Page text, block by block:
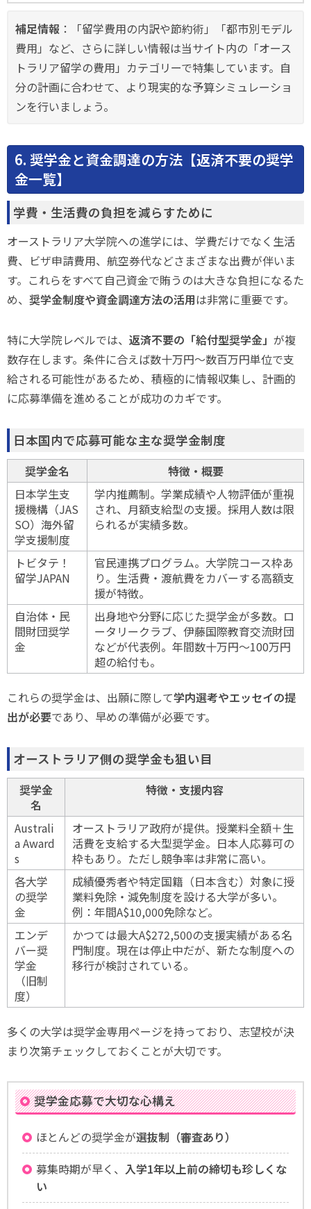
補足情報 ：「留学費用の内訳や節約術」「都市別モデル
費用」など、さらに詳しい情報は当サイト内の「オース
トラリア留学の費用」カテゴリーで特集しています。自
分の計画に合わせて、より現実的な予算シミュレーショ
ンを行いましょう。
6. 奨学金と資金調達の方法【返済不要の奨学
金一覧】
学費・生活費の負担を減らすために
オーストラリア大学院への進学には、学費だけでなく生活
費、ビザ申請費用、航空券代などさまざまな出費が伴いま
す。これらをすべて自己資金で賄うのは大きな負担になるた
め、 奨学金制度や資金調達方法の活用は非常に重要です。
特に大学院レベルでは、 返済不要の「給付型奨学金」 が複
数存在します。条件に合えば数十万円〜数百万円単位で支
給される可能性があるため、積極的に情報収集し、計画的
に応募準備を進めることが成功のカギです。
日本国内で応募可能な主な奨学金制度
奨学金名
特徴・概要
日本学生支
援機構（JAS
SO）海外留
学支援制度
学内推薦制。学業成績や人物評価が重視
され、月額支給型の支援。採用人数は限
られるが実績多数。
トビタテ！
留学JAPAN
官民連携プログラム。大学院コース枠あ
り。生活費・渡航費をカバーする高額支
援が特徴。
自治体・民
間財団奨学
金
出身地や分野に応じた奨学金が多数。ロ
ータリークラブ、伊藤国際教育交流財団
などが代表例。年間数十万円〜100万円
超の給付も。
これらの奨学金は、出願に際して学内選考やエッセイの提
出が必要であり、早めの準備が必要です。
オーストラリア側の奨学金も狙い目
奨学金
名
特徴・支援内容
Australi
a Award
s
オーストラリア政府が提供。授業料全額＋生
活費を支給する大型奨学金。日本人応募可の
枠もあり。ただし競争率は非常に高い。
各大学
の奨学
金
成績優秀者や特定国籍（日本含む）対象に授
業料免除・減免制度を設ける大学が多い。
例：年間A$10,000免除など。
エンデ
バー奨
学金
（旧制
度）
かつては最大A$272,500の支援実績がある名
門制度。現在は停止中だが、新たな制度への
移行が検討されている。
多くの大学は奨学金専用ページを持っており、志望校が決
まり次第チェックしておくことが大切です。
奨学金応募で大切な心構え
ほとんどの奨学金が選抜制（審査あり）
募集時期が早く、 入学1年以上前の締切も珍しくな
い